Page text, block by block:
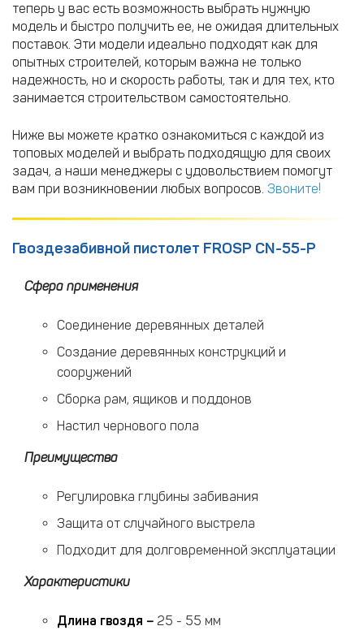
теперь у вас есть возможность выбрать нужную
модель и быстро получить ее, не ожидая длительных
поставок. Эти модели идеально подходят как для
опытных строителей, которым важна не только
надежность, но и скорость работы, так и для тех, кто
занимается строительством самостоятельно.
Ниже вы можете кратко ознакомиться с каждой из
топовых моделей и выбрать подходящую для своих
задач, а наши менеджеры с удовольствием помогут
вам при возникновении любых вопросов. Звоните!
Гвоздезабивной пистолет FROSP CN-55-P
Сфера применения
Соединение деревянных деталей
Создание деревянных конструкций и
сооружений
Сборка рам, ящиков и поддонов
Настил чернового пола
Преимущества
Регулировка глубины забивания
Защита от случайного выстрела
Подходит для долговременной эксплуатации
Характеристики
Длина гвоздя – 25 - 55 мм